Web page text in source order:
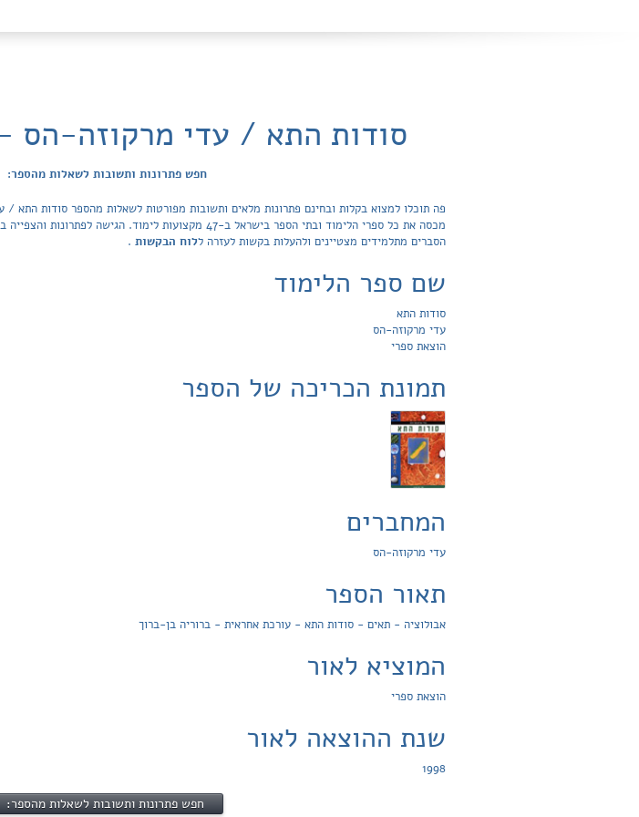
סודות התא / עדי מרקוזה-הס
חפש פתרונות ותשובות לשאלות
מכסה את כל ספרי הלימוד ובתי הספר בישראל ב-47
הסברים מתלמידים מצטיינים ולהעלות בקשות לעזרה ללוח הבקשות .
שם ספר הלימוד
סודות התא
עדי מרקוזה-הס
הוצאת ספרי
תמונת הכריכה של הספר
המחברים
עדי מרקוזה-הס
תאור הספר
אבולוציה - תאים - סודות התא - עורכת אחראית - ברוריה בן-ברוך
המוציא לאור
הוצאת ספרי
שנת ההוצאה לאור
1998
חפש פתרונות ותשובות לשאלות